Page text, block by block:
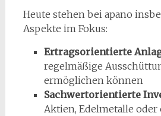
Heute stehen bei apano
Aspekte im Fokus:
Ertragsorientierte
regelmäßige
ermöglichen können
Sachwertorientierte
Aktien, Edelmetalle oder